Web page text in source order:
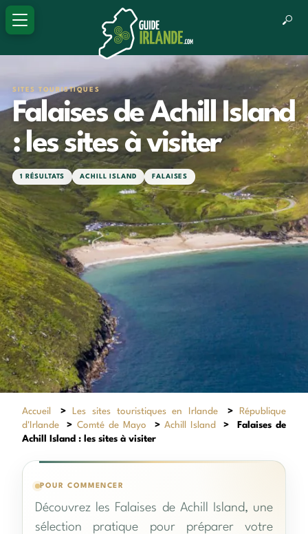
SITES TOURISTIQUES
Falaises de Achill Island
: les sites à visiter
1 RÉSULTATS ACHILL ISLAND FALAISES
Accueil > Les sites touristiques en Irlande >
République
d'Irlande
> Comté de Mayo > Achill Island >
Falaises de
Achill Island : les sites à visiter
POUR COMMENCER
Découvrez les Falaises de Achill Island, une
sélection pratique pour préparer votre